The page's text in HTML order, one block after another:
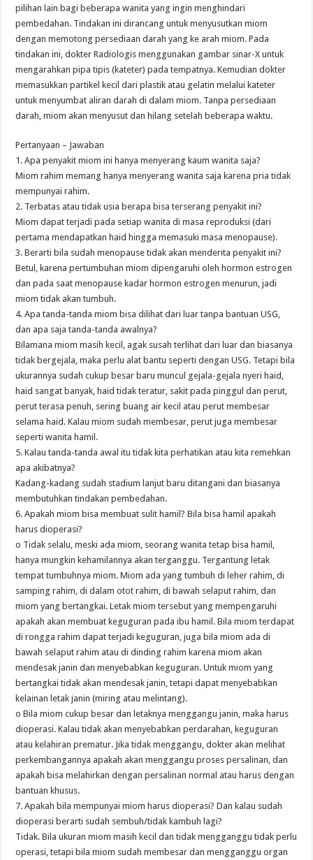
pilihan lain bagi beberapa wanita yang ingin menghindari
pembedahan. Tindakan ini dirancang untuk menyusutkan miom
dengan memotong persediaan darah yang ke arah miom. Pada
tindakan ini, dokter Radiologis menggunakan gambar sinar-X untuk
mengarahkan pipa tipis (kateter) pada tempatnya. Kemudian dokter
memasukkan partikel kecil dari plastik atau gelatin melalui kateter
untuk menyumbat aliran darah di dalam miom. Tanpa persediaan
darah, miom akan menyusut dan hilang setelah beberapa waktu.
Pertanyaan – Jawaban
1. Apa penyakit miom ini hanya menyerang kaum wanita saja?
Miom rahim memang hanya menyerang wanita saja karena pria tidak
mempunyai rahim.
2. Terbatas atau tidak usia berapa bisa terserang penyakit ini?
Miom dapat terjadi pada setiap wanita di masa reproduksi (dari
pertama mendapatkan haid hingga memasuki masa menopause).
3. Berarti bila sudah menopause tidak akan menderita penyakit ini?
Betul, karena pertumbuhan miom dipengaruhi oleh hormon estrogen
dan pada saat menopause kadar hormon estrogen menurun, jadi
miom tidak akan tumbuh.
4. Apa tanda-tanda miom bisa dilihat dari luar tanpa bantuan USG,
dan apa saja tanda-tanda awalnya?
Bilamana miom masih kecil, agak susah terlihat dari luar dan biasanya
tidak bergejala, maka perlu alat bantu seperti dengan USG. Tetapi bila
ukurannya sudah cukup besar baru muncul gejala-gejala nyeri haid,
haid sangat banyak, haid tidak teratur, sakit pada pinggul dan perut,
perut terasa penuh, sering buang air kecil atau perut membesar
selama haid. Kalau miom sudah membesar, perut juga membesar
seperti wanita hamil.
5. Kalau tanda-tanda awal itu tidak kita perhatikan atau kita remehkan
apa akibatnya?
Kadang-kadang sudah stadium lanjut baru ditangani dan biasanya
membutuhkan tindakan pembedahan.
6. Apakah miom bisa membuat sulit hamil? Bila bisa hamil apakah
harus dioperasi?
o Tidak selalu, meski ada miom, seorang wanita tetap bisa hamil,
hanya mungkin kehamilannya akan terganggu. Tergantung letak
tempat tumbuhnya miom. Miom ada yang tumbuh di leher rahim, di
samping rahim, di dalam otot rahim, di bawah selaput rahim, dan
miom yang bertangkai. Letak miom tersebut yang mempengaruhi
apakah akan membuat keguguran pada ibu hamil. Bila miom terdapat
di rongga rahim dapat terjadi keguguran, juga bila miom ada di
bawah selaput rahim atau di dinding rahim karena miom akan
mendesak janin dan menyebabkan keguguran. Untuk miom yang
bertangkai tidak akan mendesak janin, tetapi dapat menyebabkan
kelainan letak janin (miring atau melintang).
o Bila miom cukup besar dan letaknya menggangu janin, maka harus
dioperasi. Kalau tidak akan menyebabkan perdarahan, keguguran
atau kelahiran prematur. Jika tidak menggangu, dokter akan melihat
perkembangannya apakah akan menggangu proses persalinan, dan
apakah bisa melahirkan dengan persalinan normal atau harus dengan
bantuan khusus.
7. Apakah bila mempunyai miom harus dioperasi? Dan kalau sudah
dioperasi berarti sudah sembuh/tidak kambuh lagi?
Tidak. Bila ukuran miom masih kecil dan tidak mengganggu tidak perlu
operasi, tetapi bila miom sudah membesar dan mengganggu organ